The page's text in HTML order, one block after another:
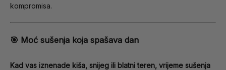
kompromisa.
🎯 Moć sušenja koja spašava dan
Kad vas iznenade kiša, snijeg ili blatni teren, vrijeme sušenja